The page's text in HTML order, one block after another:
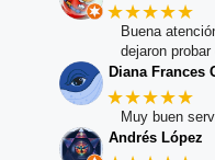
★★★★★
Buena
dejaron
Diana Frances
★★★★★
Muy buen
Andrés López